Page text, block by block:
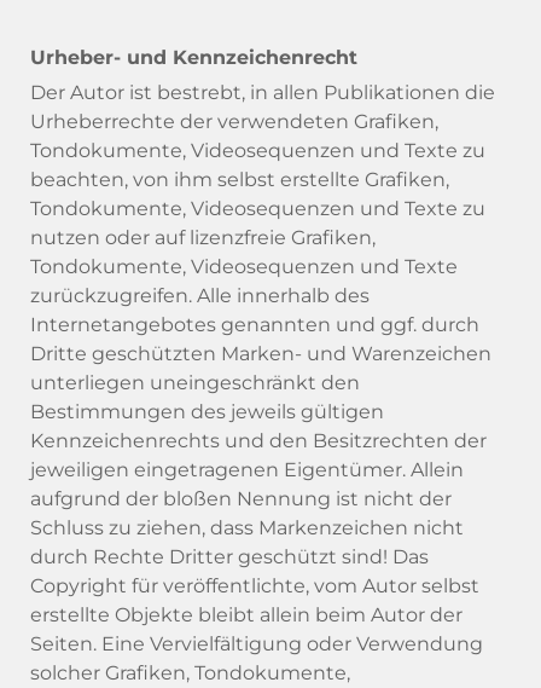
Urheber- und Kennzeichenrecht
Der Autor ist bestrebt, in allen Publikationen die
Urheberrechte der verwendeten Grafiken,
Tondokumente, Videosequenzen und Texte zu
beachten, von ihm selbst erstellte Grafiken,
Tondokumente, Videosequenzen und Texte zu
nutzen oder auf lizenzfreie Grafiken,
Tondokumente, Videosequenzen und Texte
zurückzugreifen. Alle innerhalb des
Internetangebotes genannten und ggf. durch
Dritte geschützten Marken- und Warenzeichen
unterliegen uneingeschränkt den
Bestimmungen des jeweils gültigen
Kennzeichenrechts und den Besitzrechten der
jeweiligen eingetragenen Eigentümer. Allein
aufgrund der bloßen Nennung ist nicht der
Schluss zu ziehen, dass Markenzeichen nicht
durch Rechte Dritter geschützt sind! Das
Copyright für veröffentlichte, vom Autor selbst
erstellte Objekte bleibt allein beim Autor der
Seiten. Eine Vervielfältigung oder Verwendung
solcher Grafiken, Tondokumente,